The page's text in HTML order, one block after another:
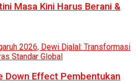
Masa Kini Harus Berani &
Down Effect Pembentukan